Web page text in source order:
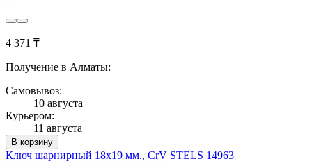
4 371 ₸
Получение в Алматы:
Самовывоз:
10 августа
Курьером:
11 августа
В корзину
Ключ шарнирный 18х19 мм., CrV STELS 14963